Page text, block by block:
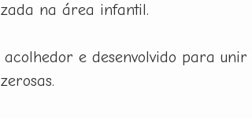
na área infantil.
acolhedor e desenvolvido para